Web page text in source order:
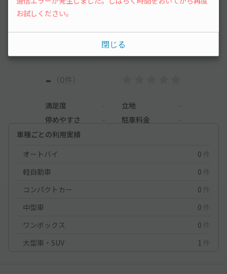
ために、利用後にレビューを投稿してみましょ
- （0件）
満足度 - 立地
-
停めやすさ
- 駐車料金
-
車種ごとの利用実績
オートバイ
0 件
軽自動車
0 件
コンパクトカー
0 件
中型車
0 件
ワンボックス
0 件
大型車・SUV
1 件
お試しください。
閉じる